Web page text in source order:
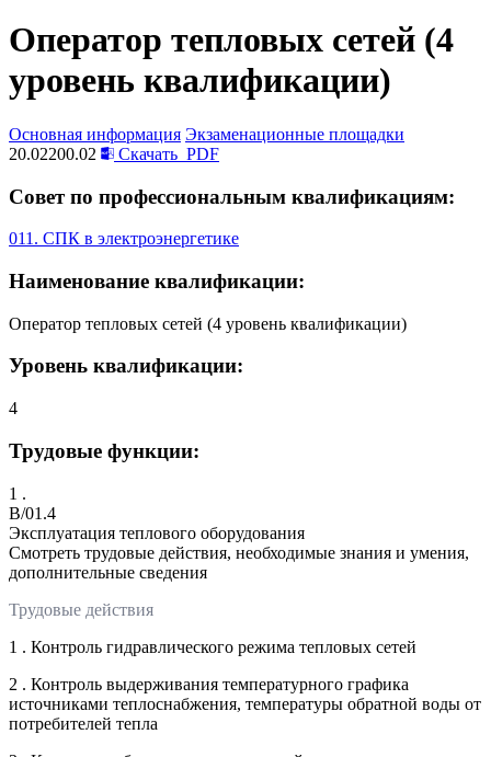
Оператор тепловых сетей (4
уровень квалификации)
Основная информация Экзаменационные площадки
20.02200.02
Скачать PDF
Совет по профессиональным квалификациям:
011. СПК в электроэнергетике
Наименование квалификации:
Оператор тепловых сетей (4 уровень квалификации)
Уровень квалификации:
4
Трудовые функции:
1 .
B/01.4
Эксплуатация теплового оборудования
Смотреть трудовые действия, необходимые знания и умения,
дополнительные сведения
Трудовые действия
1 . Контроль гидравлического режима тепловых сетей
2 . Контроль выдерживания температурного графика
источниками теплоснабжения, температуры обратной воды от
потребителей тепла